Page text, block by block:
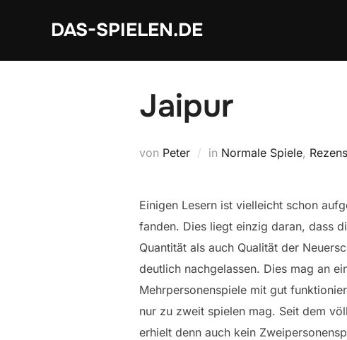
DAS-SPIELEN.DE
Jaipur
von Peter in Normale Spiele,
Einigen Lesern ist vielleicht schon
fanden. Dies liegt einzig daran, dass
Quantität als auch Qualität der
deutlich nachgelassen. Dies mag an
Mehrpersonenspiele mit gut
nur zu zweit spielen mag. Seit dem
erhielt denn auch kein